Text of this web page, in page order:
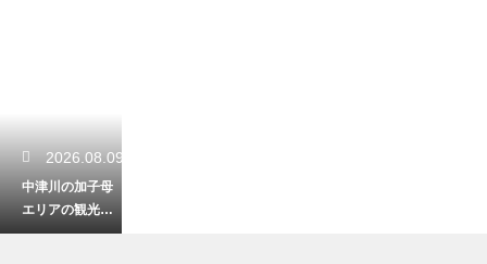
2026.08.09
中津川の加子母
エリアの観光の
見どころ！豊か